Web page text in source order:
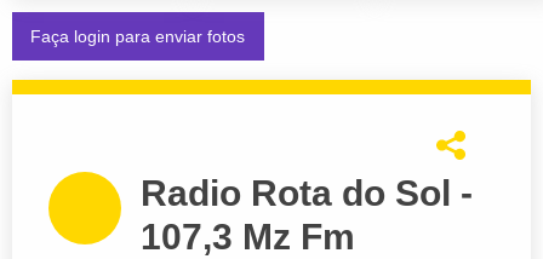
Faça login para enviar fotos
Radio Rota do Sol -
107,3 Mz Fm